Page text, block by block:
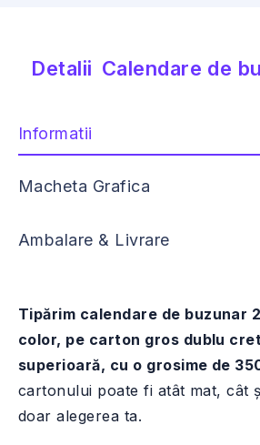
Detalii Calendare de
Informatii
Macheta Grafica
Ambalare & Livrare
Tipărim calendare de buzunar
color, pe carton gros dublu
superioară, cu o grosime de
cartonului poate fi atât mat, cât
doar alegerea ta.